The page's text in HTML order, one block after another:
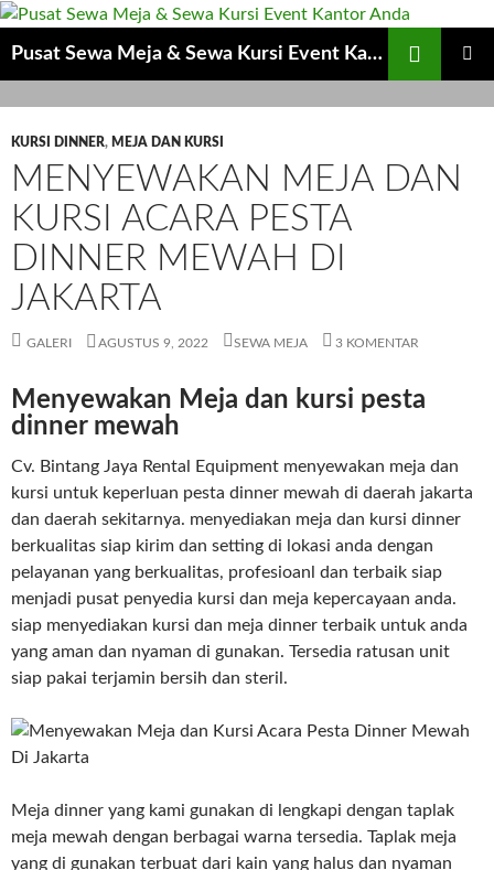
Pusat Sewa Meja & Sewa Kursi Event Kantor Anda
UTAMA
KURSI DINNER, MEJA DAN KURSI
MENYEWAKAN MEJA DAN
KURSI ACARA PESTA
DINNER MEWAH DI
JAKARTA
GALERI AGUSTUS 9, 2022 SEWA MEJA 3 KOMENTAR
Menyewakan Meja dan kursi pesta
dinner mewah
Cv. Bintang Jaya Rental Equipment menyewakan meja dan
kursi untuk keperluan pesta dinner mewah di daerah jakarta
dan daerah sekitarnya. menyediakan meja dan kursi dinner
berkualitas siap kirim dan setting di lokasi anda dengan
pelayanan yang berkualitas, profesioanl dan terbaik siap
menjadi pusat penyedia kursi dan meja kepercayaan anda.
siap menyediakan kursi dan meja dinner terbaik untuk anda
yang aman dan nyaman di gunakan. Tersedia ratusan unit
siap pakai terjamin bersih dan steril.
Meja dinner yang kami gunakan di lengkapi dengan taplak
meja mewah dengan berbagai warna tersedia. Taplak meja
yang di gunakan terbuat dari kain yang halus dan nyaman